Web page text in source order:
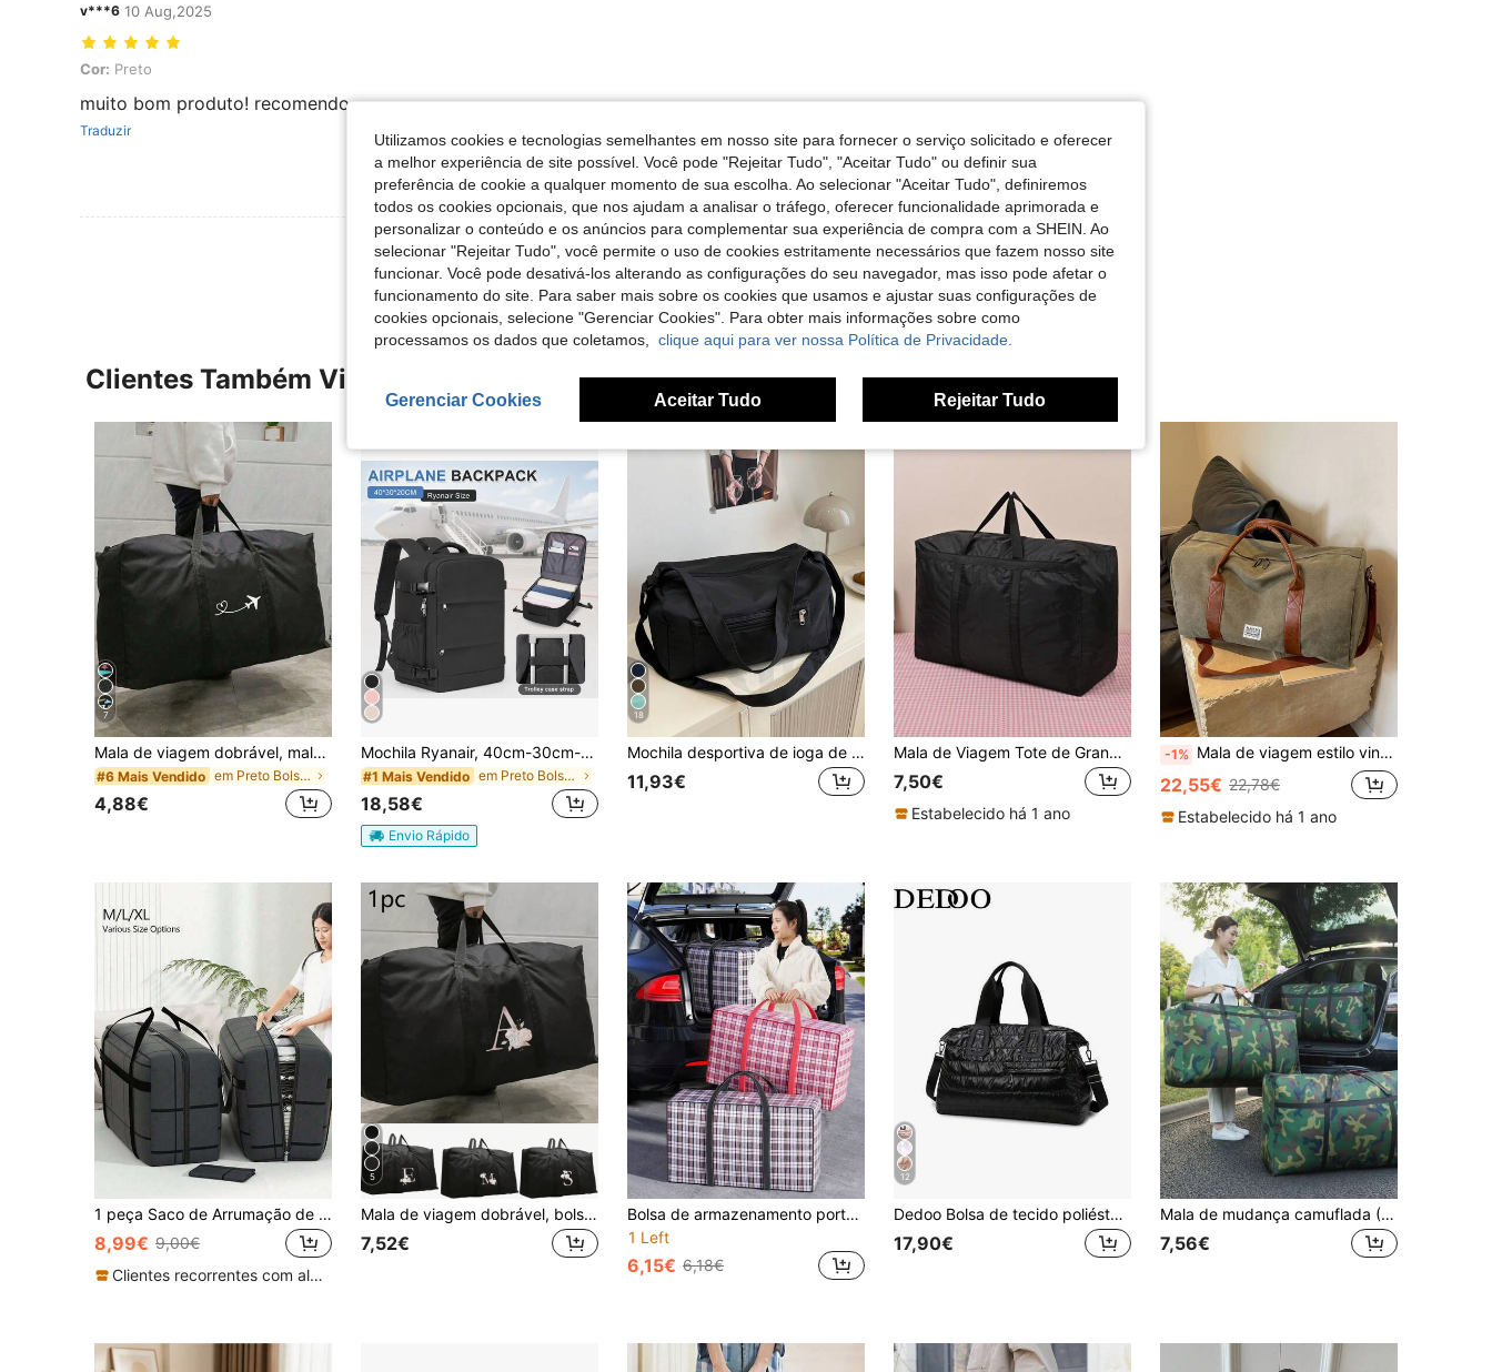
v***6 10 Aug,2025
Cor: Preto
Cor: Preto
muito bom produto! recomendo
Traduzir
Útil (0)
Ver Mais Avaliações
Clientes Também Visitaram
7
Mala de viagem dobrável, mala de arrumação unissexo, mala de mão portátil para mulher, mala de bagagem de grande capacidade para homem, adequada para uso escolar, pode conter material escolar.
#6 Mais Vendido em Preto Bolsas de viagem
4,88€
Mochila Ryanair, 40cm-30cm-20cm, Últimas Especificações, Grande Capacidade, Compartimento para Portátil, Compartimento para Sapatos, Adequada para Viagens
#1 Mais Vendido em Preto Bolsas de viagem
18,58€
Envio Rápido
18
Mochila desportiva de ioga de grande capacidade e leve, impermeável, mala de ginásio, mala de viagem, mala de mão, portátil, durável, elegante, para casa, para exterior
11,93€
Mala de Viagem Tote de Grande Capacidade, Mala de Arrumação para Mudança, Viagem e Dormitório com Fecho de Correr e Pega Reforçada, Acessório para Quarto
7,50€
Estabelecido há 1 ano
-1% Mala de viagem estilo vintage com grande capacidade - Lona lavada resistente, ideal para esportes, atividades físicas e camping.
22,55€ 22,78€
Estabelecido há 1 ano
1 peça Saco de Arrumação de Grande Capacidade, Impermeável e à Prova de Humidade, Saco para Mudança de Roupa e Roupa de Cama para Casa, Saco para Roupa e Bagagem de Dormitório, Mala de Mão de Grande Capacidade, Mala de Mão Casual, Saco de Compras, Mala Quadrada, Material de Feltro Reforçado, Confortável de Transportar, Linhas Suaves, Bordas Cortadas à Mão, Elegante e Estiloso, Adequado para Arrumação Portátil em Viagem, Saco de Viagem Essencial para Férias e Feriados, Mala de Viagem Feminina
8,99€ 9,00€
Clientes recorrentes com alta taxa de retorno
5
Mala de viagem dobrável, bolsa de armazenamento unissex, bolsa feminina portátil, mala masculina de grande capacidade, bolsa multifuncional para acessórios de viagem, bolsa para material escolar, bolsa de viagem, bolsa para pernoite, bolsa de bordo resistente, itens essenciais para férias de verão, organizadores de bagagem essenciais para viagem, acessórios de viagem para o verão.
7,52€
Bolsa de armazenamento portátil à prova d'água de grande capacidade, 5/2/1 peça, bolsas de armazenamento de roupas de grande capacidade, bolsas de presente de Papai Noel, armazenamento de roupas de inverno, armazenamento de colchas, bolsas de armazenamento duráveis para mudança - bolsas organizadoras com zíper reutilizáveis, bolsa de armazenamento com estampa de grade de tecido Oxford à prova d'água, para roupas, organizador de bagagem de volta às aulas para estudantes, bolsa de viagem, Natal, Ação de Graças
1 Left
6,15€ 6,18€
12
Dedoo Bolsa de tecido poliéster de cor sólida (1 unidade), com fechamento em zíper, grande capacidade, ideal para viagens e academia, design minimalista e moderno, adequada para volta às aulas, viagens, academia, camping, cruzeiros, caminhadas e diversas ocasiões. Também é uma ótima opção para material escolar e para o período de férias.
17,90€
Mala de mudança camuflada (1 unidade), mala de viagem dobrável, mala grande para guardar roupas de cama e outros itens, mala de armazenamento reforçada, mala minimalista para mudança, mala com alça, mala organizadora para roupas de cama, mala de viagem, mala para pernoite, bolsa de ginástica, bolsa de fim de semana, mala de viagem, mala de bordo, bolsa universitária, mala de viagem, bolsa para viagens de fim de semana, bolsa para maternidade, bolsa para férias/inverno, bolsa para material escolar
7,56€
Utilizamos cookies e tecnologias semelhantes em nosso site para fornecer o serviço solicitado e oferecer
a melhor experiência de site possível. Você pode "Rejeitar Tudo", "Aceitar Tudo" ou definir sua
preferência de cookie a qualquer momento de sua escolha. Ao selecionar "Aceitar Tudo", definiremos
todos os cookies opcionais, que nos ajudam a analisar o tráfego, oferecer funcionalidade aprimorada e
personalizar o conteúdo e os anúncios para complementar sua experiência de compra com a SHEIN. Ao
selecionar "Rejeitar Tudo", você permite o uso de cookies estritamente necessários que fazem nosso site
funcionar. Você pode desativá-los alterando as configurações do seu navegador, mas isso pode afetar o
funcionamento do site. Para saber mais sobre os cookies que usamos e ajustar suas configurações de
cookies opcionais, selecione "Gerenciar Cookies". Para obter mais informações sobre como
processamos os dados que coletamos, clique aqui para ver nossa Política de Privacidade.
Gerenciar Cookies Aceitar Tudo Rejeitar Tudo